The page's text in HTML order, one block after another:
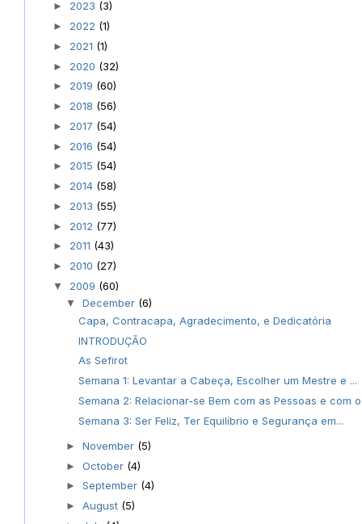
► 2023 (3)
► 2022 (1)
► 2021 (1)
► 2020 (32)
► 2019 (60)
► 2018 (56)
► 2017 (54)
► 2016 (54)
► 2015 (54)
► 2014 (58)
► 2013 (55)
► 2012 (77)
► 2011 (43)
► 2010 (27)
▼ 2009 (60)
▼ December (6)
Capa, Contracapa, Agradecimento, e Dedicatória
INTRODUÇÃO
As Sefirot
Semana 1: Levantar a Cabeça, Escolher um Mestre e ...
Semana 2: Relacionar-se Bem com as Pessoas e com
Semana 3: Ser Feliz, Ter Equilíbrio e Segurança em...
► November (5)
► October (4)
► September (4)
► August (5)